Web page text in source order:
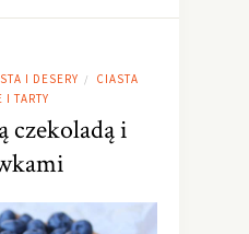
I DESERY /
CIASTA
I TARTY
czekoladą i